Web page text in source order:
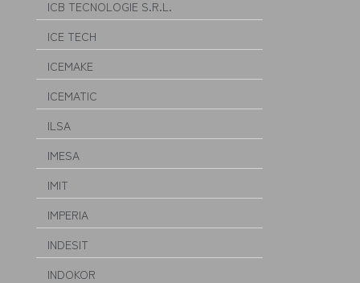
ICB TECNOLOGIE S.R.L.
ICE TECH
ICEMAKE
ICEMATIC
ILSA
IMESA
IMIT
IMPERIA
INDESIT
INDOKOR